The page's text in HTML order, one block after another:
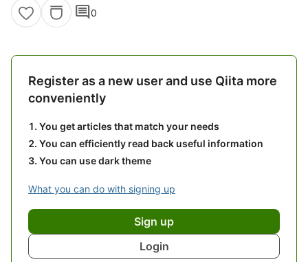
comment0
Register as a new user and use Qiita more
conveniently
You get articles that match your needs
You can efficiently read back useful information
You can use dark theme
What you can do with signing up
Sign up
Login